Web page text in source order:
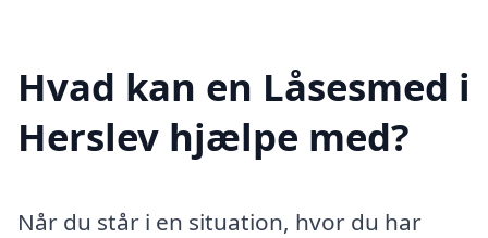
Hvad kan en Låsesmed i
Herslev hjælpe med?
Når du står i en situation, hvor du har